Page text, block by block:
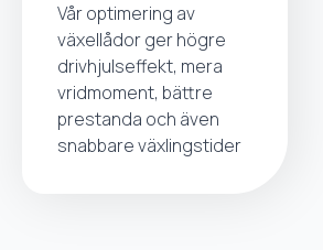
Vår optimering av
växellådor ger högre
drivhjulseffekt, mera
vridmoment, bättre
prestanda och även
snabbare växlingstider